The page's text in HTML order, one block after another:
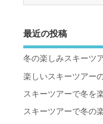
最近の投稿
冬の楽しみスキーツ
楽しいスキーツアー
スキーツアーで冬を
スキーツアーで冬の